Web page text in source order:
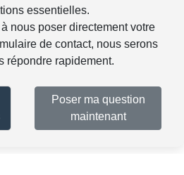
essentielles.
nous poser directement votre
de contact, nous serons
répondre rapidement.
Poser ma question
maintenant